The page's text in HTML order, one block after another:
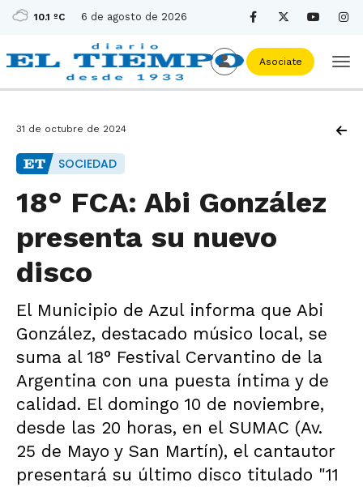
10.1 ºC 6 de agosto de 2026
Asociate
31 de octubre de 2024
SOCIEDAD
18° FCA: Abi González
presenta su nuevo
disco
El Municipio de Azul informa que Abi
González, destacado músico local, se
suma al 18° Festival Cervantino de la
Argentina con una puesta íntima y de
calidad. El domingo 10 de noviembre,
desde las 20 horas, en el SUMAC (Av.
25 de Mayo y San Martín), el cantautor
presentará su último disco titulado "11